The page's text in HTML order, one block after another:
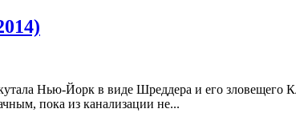
Нью-Йорк в виде Шреддера и его зловещего
пока из канализации не...